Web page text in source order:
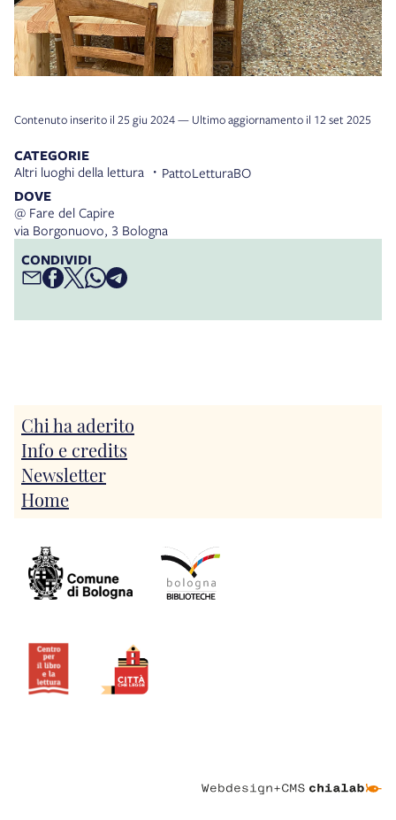
CATEGORIE
Altri luoghi della lettura PattoLetturaBO
DOVE
@ Fare del Capire
via Borgonuovo, 3 Bologna
CONDIVIDI
Contenuto inserito il 25 giu 2024 — Ultimo aggiornamento il 12 set 2025
Chi ha aderito
Info e credits
Newsletter
Home